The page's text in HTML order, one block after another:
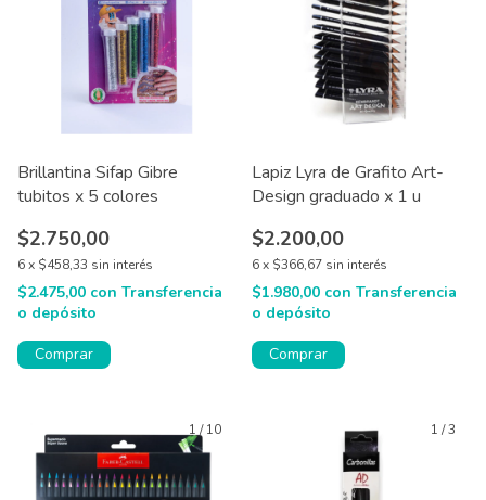
Brillantina Sifap Gibre
tubitos x 5 colores
$2.750,00
6x $458,33 sin interés
$2.475,00 con Transferencia
o depósito
Lapiz Lyra de Grafito Art-
Design graduado x 1 u
$2.200,00
6x $366,67 sin interés
$1.980,00 con Transferencia
o depósito
Comprar
1/10 1 /3